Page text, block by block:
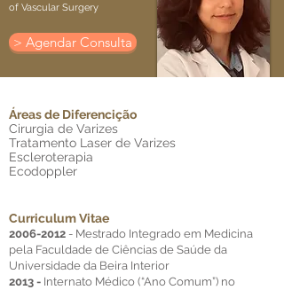
of Vascular Surgery
> Agendar Consulta
Áreas de Diferencição
Cirurgia de Varizes
Tratamento Laser de Varizes
Escleroterapia
Ecodoppler
Curriculum Vitae
2006-2012 - Mestrado Integrado em Medicina
pela Faculdade de Ciências de Saúde da
Universidade da Beira Interior
2013 - Internato Médico (“Ano Comum”) no